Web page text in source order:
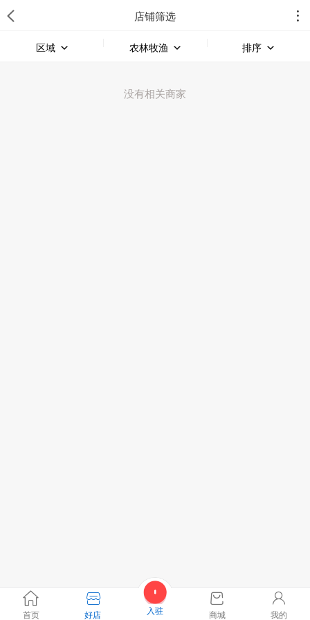
店铺筛选
区域 农林牧渔 排序
没有相关商家
首页 好店 入驻 商城 我的